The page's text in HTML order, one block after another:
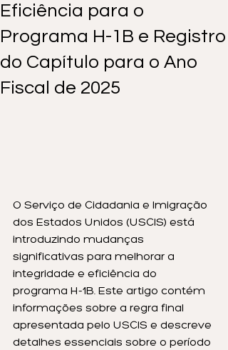
Eficiência para o
Programa H-1B e Registro
do Capítulo para o Ano
Fiscal de 2025
O Serviço de Cidadania e Imigração
dos Estados Unidos (USCIS) está
introduzindo mudanças
significativas para melhorar a
integridade e eficiência do
programa H-1B. Este artigo contém
informações sobre a regra final
apresentada pelo USCIS e descreve
detalhes essenciais sobre o período